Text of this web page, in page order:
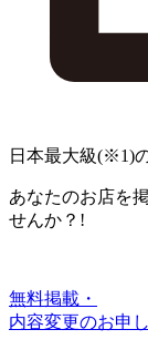
日本最大級(※1)
あなたのお店を
せんか？!
無料掲載・
内容変更のお申